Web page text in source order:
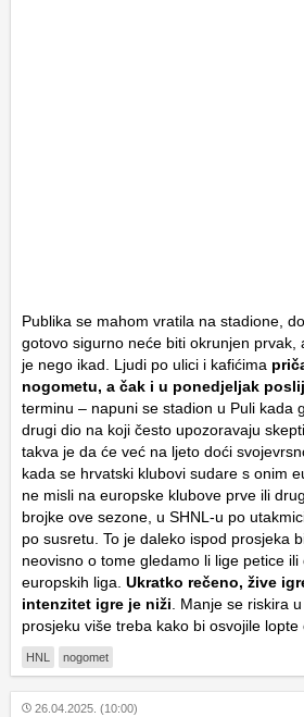
Publika se mahom vratila na stadione,
gotovo sigurno neće biti okrunjen prvak,
je nego ikad. Ljudi po ulici i kafićima
nogometu, a čak i u ponedjeljak
terminu – napuni se stadion u Puli kada
drugi dio na koji često upozoravaju
takva je da će već na ljeto doći
kada se hrvatski klubovi sudare s onim
ne misli na europske klubove prve ili
brojke ove sezone, u SHNL-u po
po susretu. To je daleko ispod prosjeka
neovisno o tome gledamo li lige petice ili
europskih liga. Ukratko rečeno, žive
intenzitet igre je niži. Manje se riskira
prosjeku više treba kako bi osvojile lopte
HNL nogomet
26.04.2025. (10:00)